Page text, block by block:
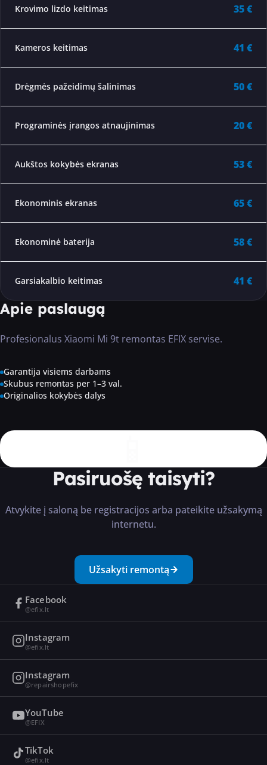
Krovimo lizdo keitimas 35 €
Kameros keitimas 41 €
Drėgmės pažeidimų šalinimas 50 €
Programinės įrangos atnaujinimas 20 €
Aukštos kokybės ekranas 53 €
Ekonominis ekranas 65 €
Ekonominė baterija 58 €
Garsiakalbio keitimas 41 €
Apie paslaugą
Profesionalus Xiaomi Mi 9t remontas EFIX servise.
Garantija visiems darbams
Skubus remontas per 1–3 val.
Originalios kokybės dalys
Pasiruošę taisyti?
Atvykite į saloną be registracijos arba pateikite užsakymą
internetu.
Užsakyti remontą
Facebook
@efix.lt
Instagram
@efix.lt
Instagram
@repairshopefix
YouTube
@EFIX
TikTok
@efix.lt